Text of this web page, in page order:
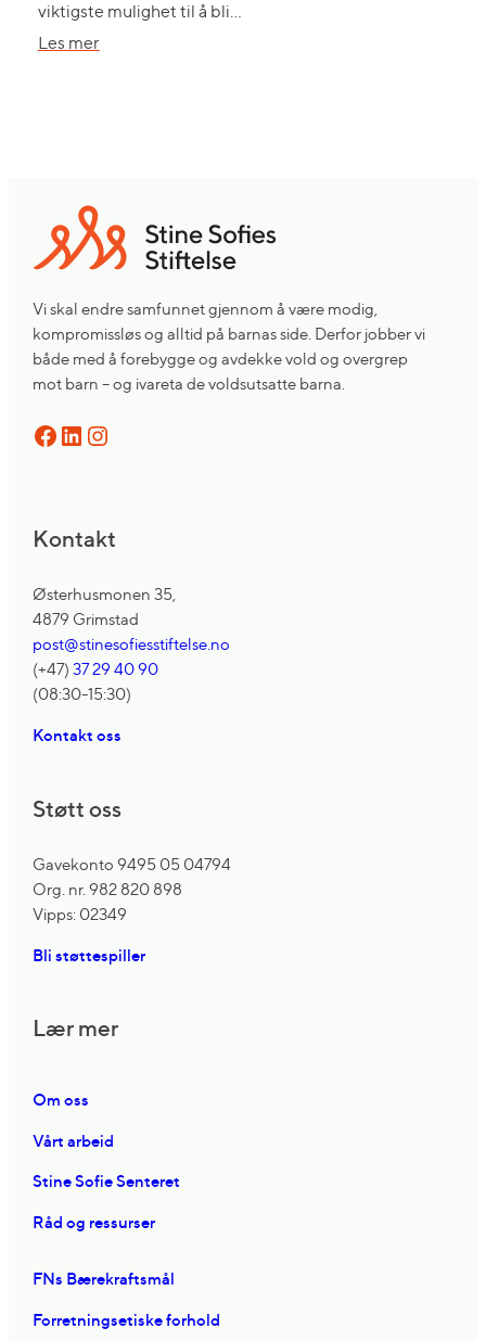
viktigste mulighet til å bli…
Les merom
se»
Vi skal endre samfunnet gjennom å være modig,
kompromissløs og alltid på barnas side. Derfor jobber vi
både med å forebygge og avdekke vold og overgrep
mot barn – og ivareta de voldsutsatte barna.
Facebook LinkedIn Instagram
Kontakt
Østerhusmonen 35,
4879 Grimstad
post@stinesofiesstiftelse.no
(+47)37 29 40 90
(08:30-15:30)
Kontakt oss
Støtt oss
Gavekonto 9495 05 04794
Org. nr. 982 820 898
Vipps: 02349
Bli støttespiller
Lær mer
Om oss
Vårt arbeid
Stine Sofie Senteret
Råd og ressurser
FNs Bærekraftsmål
Forretningsetiske forhold